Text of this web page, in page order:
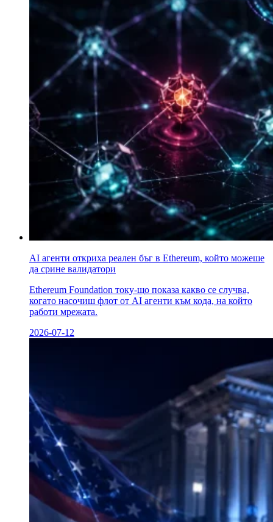
AI агенти откриха реален бъг в Ethereum, който можеше
да сринe валидатори
Ethereum Foundation току-що показа какво се случва,
когато насочиш флот от AI агенти към кода, на който
работи мрежата.
2026-07-12